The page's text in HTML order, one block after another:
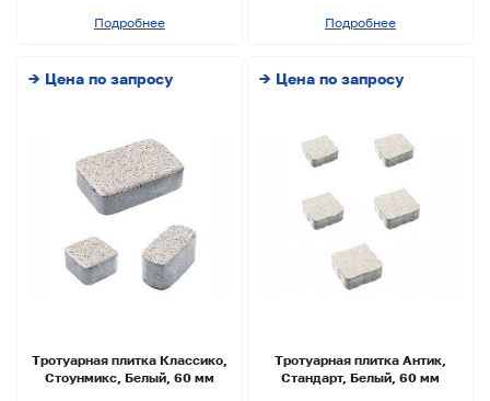
Подробнее Подробнее
→ Цена по запросу
Тротуарная плитка Классико,
Стоунмикс, Белый, 60 мм
→ Цена по запросу
Тротуарная плитка Антик,
Стандарт, Белый, 60 мм